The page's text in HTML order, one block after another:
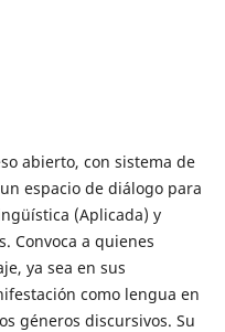
abierto, con sistema de
espacio de diálogo para
(Aplicada) y
Convoca a quienes
ya sea en sus
como lengua en
géneros discursivos. Su